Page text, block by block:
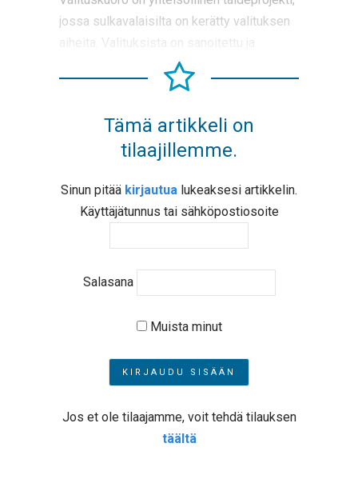
jossa sulkavalaisilta on kerätty valituksen
aiheita. Valituksista on sanoitettu ja
Tämä artikkeli on
tilaajillemme.
Sinun pitää kirjautua lukeaksesi artikkelin.
Käyttäjätunnus tai sähköpostiosoite
Salasana
Muista minut
Jos et ole tilaajamme, voit tehdä tilauksen
täältä